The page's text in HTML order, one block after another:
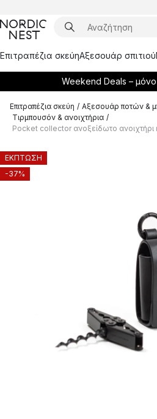
Επιτραπέζια σκεύηΑξεσουάρ σπιτιού
Weekend Deals – μόνο
Επιτραπέζια σκεύη / Αξεσουάρ ποτών &
Τιρμπουσόν & ανοιχτήρια /
Pocket collector ανοξείδωτο ανοιχτήρι
ΕΚΠΤΩΣΗ
-37%